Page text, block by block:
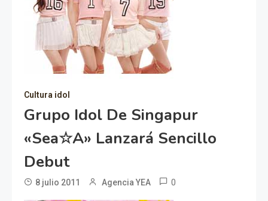
Cultura idol
Grupo Idol De Singapur
«Sea☆A» Lanzará Sencillo
Debut
8 julio 2011 Agencia YEA 0